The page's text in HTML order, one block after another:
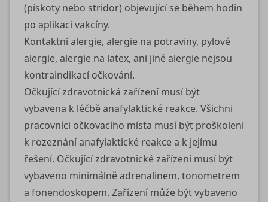
(pískoty nebo stridor) objevující se během hodin
po aplikaci vakcíny.
Kontaktní alergie, alergie na potraviny, pylové
alergie, alergie na latex, ani jiné alergie nejsou
kontraindikací očkování.
Očkující zdravotnická zařízení musí být
vybavena k léčbě anafylaktické reakce. Všichni
pracovníci očkovacího místa musí být proškoleni
k rozeznání anafylaktické reakce a k jejímu
řešení. Očkující zdravotnické zařízení musí být
vybaveno minimálně adrenalinem, tonometrem
a fonendoskopem. Zařízení může být vybaveno